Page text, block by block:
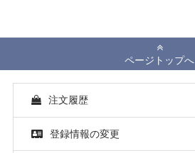
ページトップへ
注文履歴
登録情報の変更